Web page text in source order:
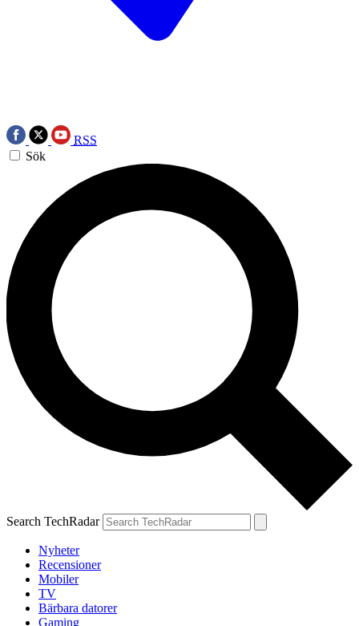
RSS
Sök
Search TechRadar
Nyheter
Recensioner
Mobiler
TV
Bärbara datorer
Gaming